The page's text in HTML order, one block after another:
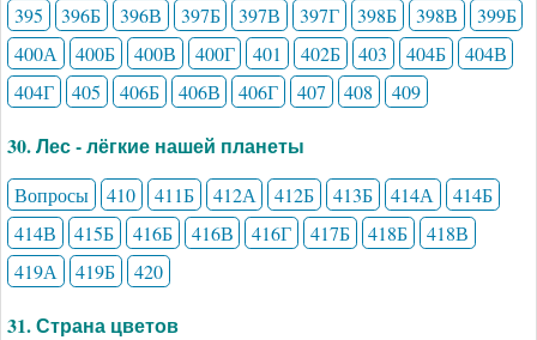
395 396Б 396В 397Б 397В 397Г 398Б 398В
399Б
400А
400Б 400В 400Г 401 402Б 403 404Б
404В
404Г
405 406Б 406В 406Г 407 408 409
30. Лес - лёгкие нашей планеты
Вопросы 410 411Б 412А 412Б 413Б 414А
414Б
414В
415Б 416Б 416В 416Г 417Б 418Б
418В
419А
419Б 420
31. Страна цветов